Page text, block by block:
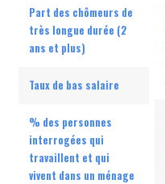
Part des chômeurs de
très longue durée (2
ans et plus)
Taux de bas salaire
% des personnes
interrogées qui
travaillent et qui
vivent dans un ménage